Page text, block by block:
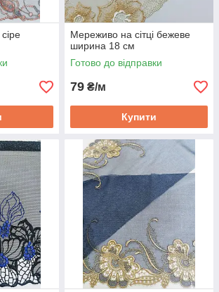
Мереживо на сітці бежеве
ширина 18 см
Готово до відправки
79 ₴/м
Купити